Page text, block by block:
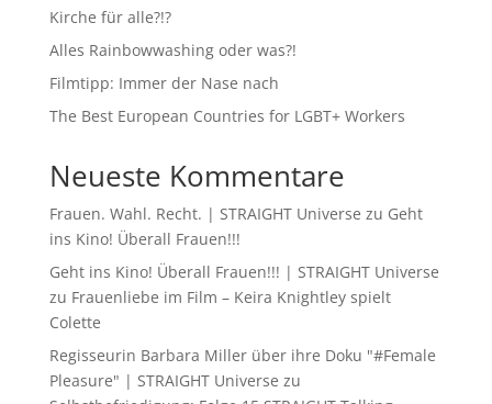
Kirche für alle?!?
Alles Rainbowwashing oder was?!
Filmtipp: Immer der Nase nach
The Best European Countries for LGBT+ Workers
Neueste Kommentare
Frauen. Wahl. Recht. | STRAIGHT Universe zu Geht
ins Kino! Überall Frauen!!!
Geht ins Kino! Überall Frauen!!! | STRAIGHT Universe
zu Frauenliebe im Film – Keira Knightley spielt
Colette
Regisseurin Barbara Miller über ihre Doku "#Female
Pleasure" | STRAIGHT Universe zu